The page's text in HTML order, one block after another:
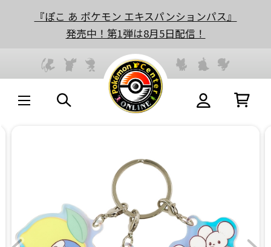
『ぽこ あ ポケモン エキスパンションパス』
発売中！第1弾は8月5日配信！